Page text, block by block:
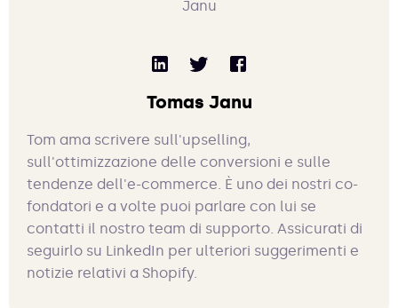
Tomas Janu
Tom ama scrivere sull'upselling,
sull'ottimizzazione delle conversioni e sulle
tendenze dell'e-commerce. È uno dei nostri co-
fondatori e a volte puoi parlare con lui se
contatti il nostro team di supporto. Assicurati di
seguirlo su LinkedIn per ulteriori suggerimenti e
notizie relativi a Shopify.